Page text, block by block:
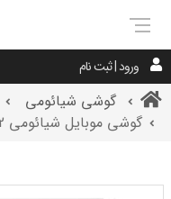
ورود | ثبت نام
گوشی شیائومی
گوشی موبایل شیائومی 12 اس پرو - ظرفیت 512-12 گیگابایت